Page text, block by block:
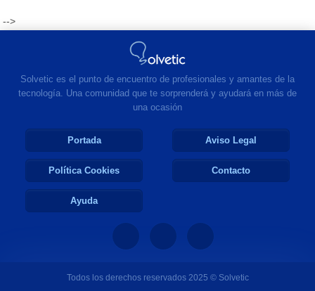
-->
Solvetic es el punto de encuentro de profesionales y amantes de la
tecnología. Una comunidad que te sorprenderá y ayudará en más de
una ocasión
Portada Aviso Legal
Política Cookies Contacto
Ayuda
Todos los derechos reservados 2025 © Solvetic